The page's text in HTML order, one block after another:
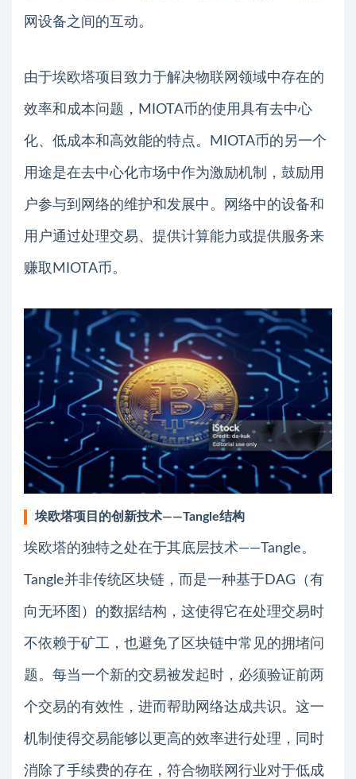
网设备之间的互动。
由于埃欧塔项目致力于解决物联网领域中存在的
效率和成本问题，MIOTA币的使用具有去中心
化、低成本和高效能的特点。MIOTA币的另一个
用途是在去中心化市场中作为激励机制，鼓励用
户参与到网络的维护和发展中。网络中的设备和
用户通过处理交易、提供计算能力或提供服务来
赚取MIOTA币。
埃欧塔项目的创新技术——Tangle结构
埃欧塔的独特之处在于其底层技术——Tangle。
Tangle并非传统区块链，而是一种基于DAG（有
向无环图）的数据结构，这使得它在处理交易时
不依赖于矿工，也避免了区块链中常见的拥堵问
题。每当一个新的交易被发起时，必须验证前两
个交易的有效性，进而帮助网络达成共识。这一
机制使得交易能够以更高的效率进行处理，同时
消除了手续费的存在，符合物联网行业对于低成